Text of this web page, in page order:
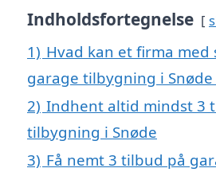
Indholdsfortegnelse
1) Hvad kan et firma med
garage tilbygning i
2) Indhent altid mindst 3
tilbygning i Snøde
3) Få nemt 3 tilbud på